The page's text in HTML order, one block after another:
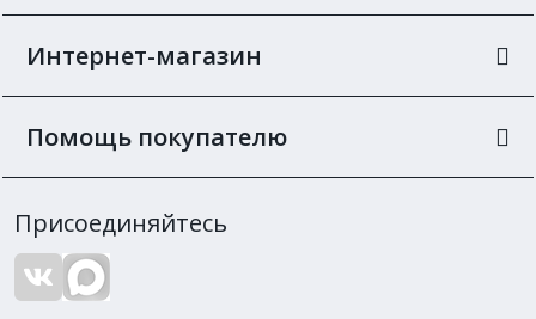
Интернет-магазин
Помощь покупателю
Присоединяйтесь